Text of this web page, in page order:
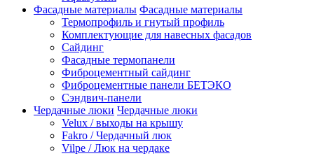
Фасадные материалы Фасадные материалы
Термопрофиль и гнутый профиль
Комплектующие для навесных фасадов
Сайдинг
Фасадные термопанели
Фиброцементный сайдинг
Фиброцементные панели БЕТЭКО
Сэндвич-панели
Чердачные люки Чердачные люки
Velux / выходы на крышу
Fakro / Чердачный люк
Vilpe / Люк на чердаке